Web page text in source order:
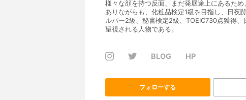
様々な顔を持つ反面、まだ発展途上にあるた
ありながらも、化粧品検定1級を目指し、日夜
ルパー2級、秘書検定2級、TOEIC730点獲得
望視される人物である。
BLOG HP
フォローする